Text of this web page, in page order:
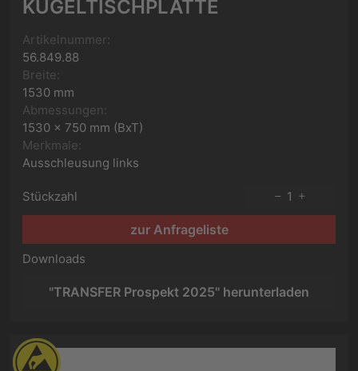
KUGELTISCHPLATTE
Artikelnummer:
56.849.88
Breite:
1530 mm
Abmessungen:
1530 x 750 mm (BxT)
Merkmale:
Ausschleusung links
Stückzahl 1
zur Anfrageliste
Downloads
"TRANSFER Prospekt 2025" herunterladen